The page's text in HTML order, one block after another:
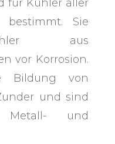
für Kühler aller
Sie
aus
vor Korrosion.
Bildung von
und sind
und